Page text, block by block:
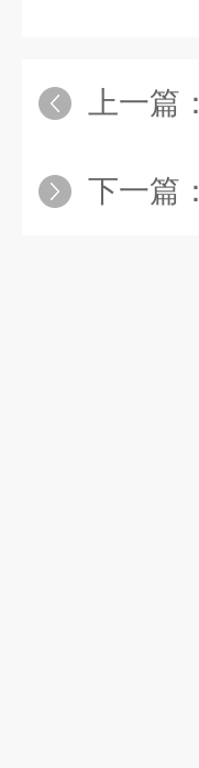
上一篇：
下一篇：